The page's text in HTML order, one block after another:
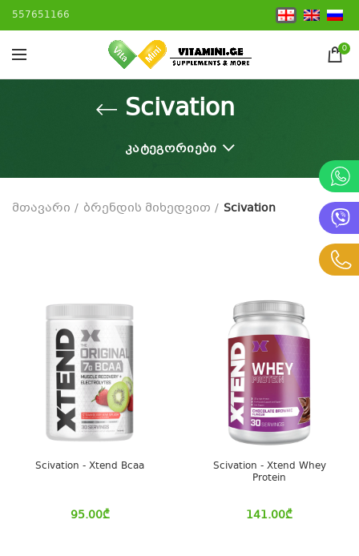
557651166
0
Scivation
ᲙᲐᲢᲔᲒᲝᲠᲘᲔᲑᲘ
მთავარი ბრენდის მიხედვით Scivation
Scivation - Xtend Bcaa
95.00₾
Scivation - Xtend Whey
Protein
141.00₾